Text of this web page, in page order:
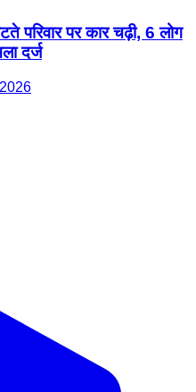
परिवार पर कार चढ़ी, 6 लोग
दर्ज